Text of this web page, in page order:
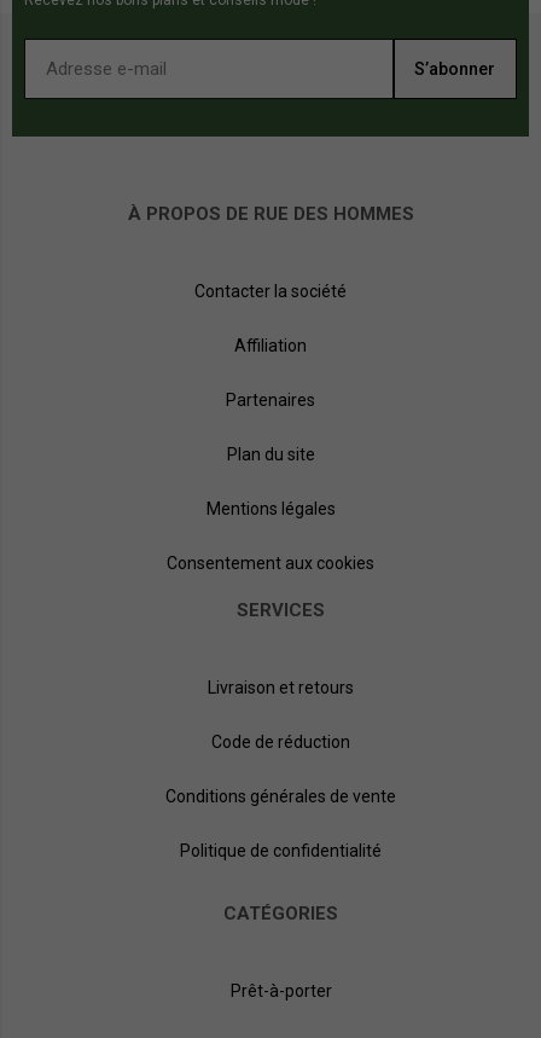
S’abonner
À PROPOS DE RUE DES HOMMES
Contacter la société
Affiliation
Partenaires
Plan du site
Mentions légales
Consentement aux cookies
SERVICES
Livraison et retours
Code de réduction
Conditions générales de vente
Politique de confidentialité
CATÉGORIES
Prêt-à-porter